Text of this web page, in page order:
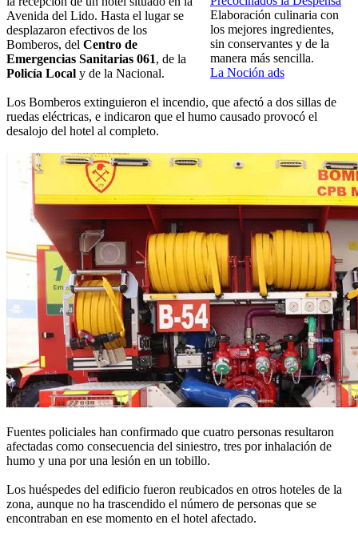
Elaboración culinaria con
los mejores ingredientes,
sin conservantes y de la
manera más sencilla.
La Noción ads
Avenida del Lido. Hasta el lugar se
desplazaron efectivos de los
Bomberos, del Centro de
Emergencias Sanitarias 061, de la
Policía Local y de la Nacional.
Los Bomberos extinguieron el incendio, que afectó a dos sillas de
ruedas eléctricas, e indicaron que el humo causado provocó el
desalojo del hotel al completo.
Fuentes policiales han confirmado que cuatro personas resultaron
afectadas como consecuencia del siniestro, tres por inhalación de
humo y una por una lesión en un tobillo.
Los huéspedes del edificio fueron reubicados en otros hoteles de la
zona, aunque no ha trascendido el número de personas que se
encontraban en ese momento en el hotel afectado.